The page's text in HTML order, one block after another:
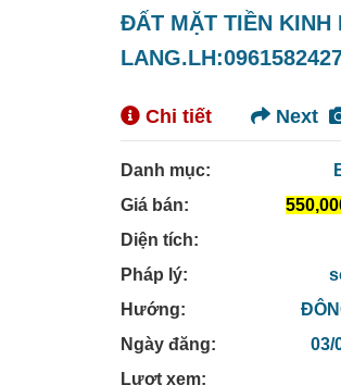
ĐẤT MẶT TIỀN KINH
Chi tiết Next
Danh mục:
Giá bán:
Diện tích:
Pháp lý:
Hướng:
Ngày đăng:
03/
Lượt xem: